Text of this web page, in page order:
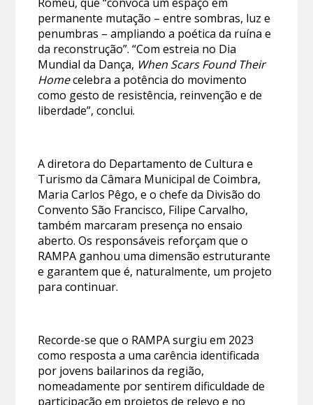
permanente mutação – entre sombras, luz e
penumbras – ampliando a poética da ruína e
da reconstrução”. “Com estreia no Dia
Mundial da Dança, When Scars Found Their
Homecelebra a potência do movimento
como gesto de resistência, reinvenção e de
liberdade”, conclui.
A diretora do Departamento de Cultura e
Turismo da Câmara Municipal de Coimbra,
Maria Carlos Pêgo, e o chefe da Divisão do
Convento São Francisco, Filipe Carvalho,
também marcaram presença no ensaio
aberto. Os responsáveis reforçam que o
RAMPA ganhou uma dimensão estruturante
e garantem que é, naturalmente, um projeto
para continuar.
Recorde-se que o RAMPA surgiu em 2023
como resposta a uma carência identificada
por jovens bailarinos da região,
nomeadamente por sentirem dificuldade de
participação em projetos de relevo e no